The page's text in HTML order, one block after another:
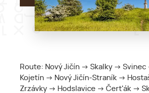
Route: Nový Jičín → Skalky → Svinec
Kojetín → Nový Jičín-Straník →
Zrzávky → Hodslavice → Čert'ák →